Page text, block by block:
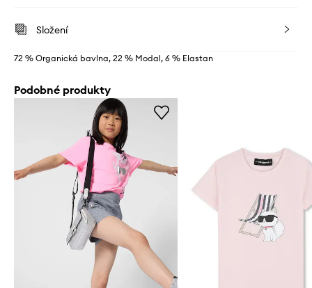
Složení
72 % Organická bavlna, 22 % Modal, 6 % Elastan
Podobné produkty